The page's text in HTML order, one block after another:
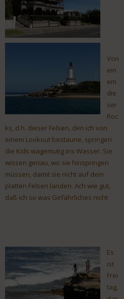
Von
ein
em
die
ser
Roc
ks, d.h. dieser Felsen, den ich von
einem Lookout bestaune, springen
die Kids wagemutig ins Wasser. Sie
wissen genau, wo sie hinspringen
müssen, damit sie nicht auf dem
platten Felsen landen. Ach wie gut,
daß ich so was Gefährliches nicht
Es
ist
Frei
tag,